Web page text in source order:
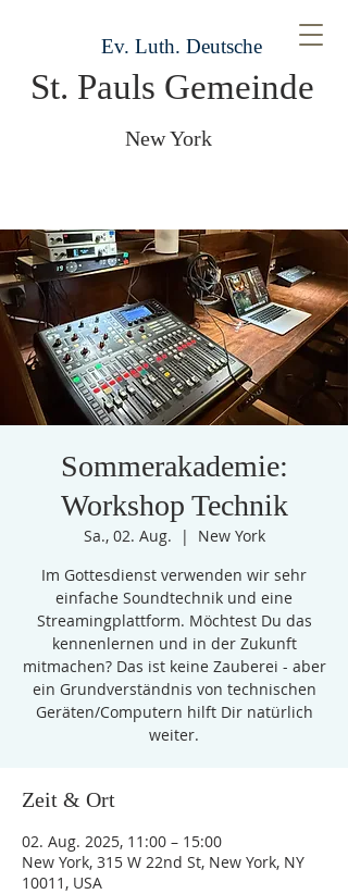
Ev. Luth. Deutsche
St. Pauls Gemeinde
New York
Sommerakademie:
Workshop Technik
Sa., 02. Aug.
  |
New York
Im Gottesdienst verwenden wir sehr
einfache Soundtechnik und eine
Streamingplattform. Möchtest Du das
kennenlernen und in der Zukunft
mitmachen? Das ist keine Zauberei - aber
ein Grundverständnis von technischen
Geräten/Computern hilft Dir natürlich
weiter.
Zeit & Ort
02. Aug. 2025, 11:00 – 15:00
New York, 315 W 22nd St, New York, NY
10011, USA